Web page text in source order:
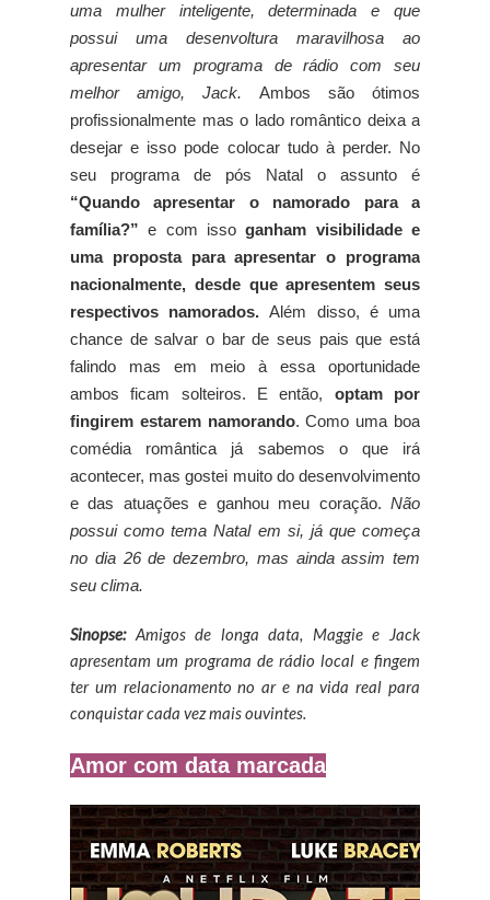
uma mulher inteligente, determinada e que
possui uma desenvoltura maravilhosa ao
apresentar um programa de rádio com seu
melhor amigo, Jack. Ambos são ótimos
profissionalmente mas o lado romântico deixa a
desejar e isso pode colocar tudo à perder. No
seu programa de pós Natal o assunto é
“Quando apresentar o namorado para a
família?” e com issoganham visibilidade e
uma proposta para apresentar o programa
nacionalmente, desde que apresentem seus
respectivos namorados.Além disso, é uma
chance de salvar o bar de seus pais que está
falindo mas em meio à essa oportunidade
ambos ficam solteiros. E então, optam por
fingirem estarem namorando. Como uma boa
comédia romântica já sabemos o que irá
acontecer, mas gostei muito do desenvolvimento
e das atuações e ganhou meu coração. Não
possui como tema Natal em si, já que começa
no dia 26 de dezembro, mas ainda assim tem
seu clima.
Sinopse: Amigos de longa data, Maggie e Jack
apresentam um programa de rádio local e fingem
ter um relacionamento no ar e na vida real para
conquistar cada vez mais ouvintes.
Amor com data marcada